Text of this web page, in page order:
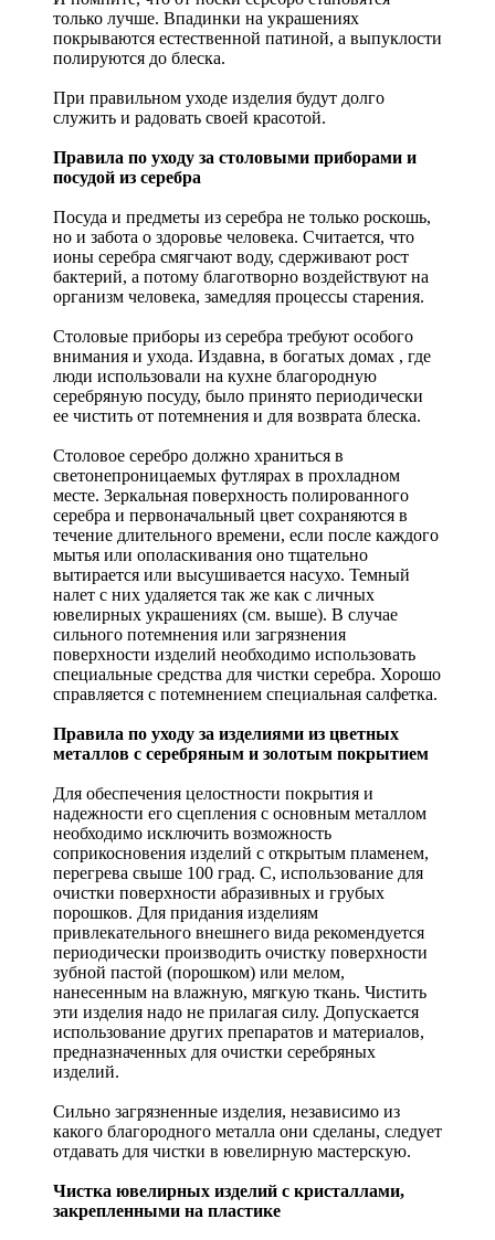
только лучше. Впадинки на украшениях
покрываются естественной патиной, а выпуклости
полируются до блеска.
При правильном уходе изделия будут долго
служить и радовать своей красотой.
Правила по уходу за столовыми приборами и
посудой из серебра
Посуда и предметы из серебра не только роскошь,
но и забота о здоровье человека. Считается, что
ионы серебра смягчают воду, сдерживают рост
бактерий, а потому благотворно воздействуют на
организм человека, замедляя процессы старения.
Столовые приборы из серебра требуют особого
внимания и ухода. Издавна, в богатых домах , где
люди использовали на кухне благородную
серебряную посуду, было принято периодически
ее чистить от потемнения и для возврата блеска.
Столовое серебро должно храниться в
светонепроницаемых футлярах в прохладном
месте. Зеркальная поверхность полированного
серебра и первоначальный цвет сохраняются в
течение длительного времени, если после каждого
мытья или ополаскивания оно тщательно
вытирается или высушивается насухо. Темный
налет с них удаляется так же как с личных
ювелирных украшениях (см. выше). В случае
сильного потемнения или загрязнения
поверхности изделий необходимо использовать
специальные средства для чистки серебра. Хорошо
справляется с потемнением специальная салфетка.
Правила по уходу за изделиями из цветных
металлов с серебряным и золотым покрытием
Для обеспечения целостности покрытия и
надежности его сцепления с основным металлом
необходимо исключить возможность
соприкосновения изделий с открытым пламенем,
перегрева свыше 100 град. С, использование для
очистки поверхности абразивных и грубых
порошков. Для придания изделиям
привлекательного внешнего вида рекомендуется
периодически производить очистку поверхности
зубной пастой (порошком) или мелом,
нанесенным на влажную, мягкую ткань. Чистить
эти изделия надо не прилагая силу. Допускается
использование других препаратов и материалов,
предназначенных для очистки серебряных
изделий.
Сильно загрязненные изделия, независимо из
какого благородного металла они сделаны, следует
отдавать для чистки в ювелирную мастерскую.
Чистка ювелирных изделий с кристаллами,
закрепленными на пластике